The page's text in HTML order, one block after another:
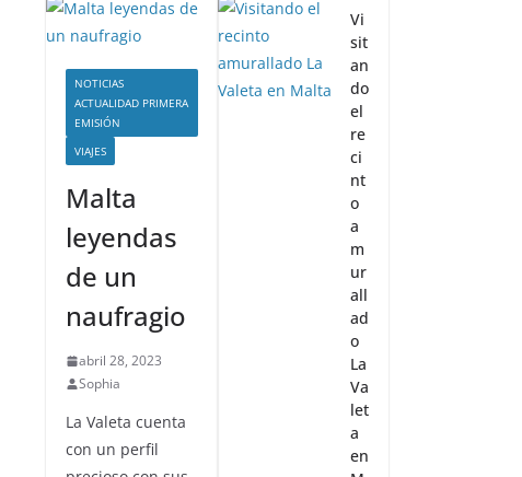
NOTICIAS
ACTUALIDAD PRIMERA
EMISIÓN
VIAJES
Malta
leyendas
de un
naufragio
abril 28, 2023
Sophia
La Valeta cuenta
con un perfil
Vi
sit
an
do
el
re
ci
nt
o
a
m
ur
all
ad
o
La
Va
let
a
en